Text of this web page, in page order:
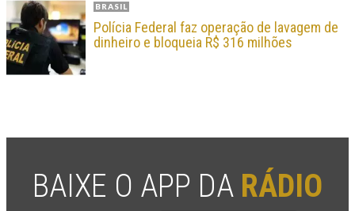
BRASIL
Polícia Federal faz operação de lavagem de
dinheiro e bloqueia R$ 316 milhões
BAIXE O APP DA RÁDIO